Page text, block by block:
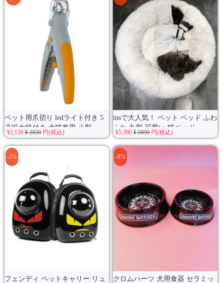
ペット用爪切り ledライト付き 5
倍拡大鏡付き 犬猫兼用 小型...
¥2,150 ¥ 2650円(税込)
insで大人気！ ペット ベッド ふわ
ふわ 丸型 可愛い 猫ベッド...
¥5,390¥ 5890円(税込)
フェンディ ペットキャリー リュ
-5%
クロムハーツ 犬用食器 セラミッ
-8%